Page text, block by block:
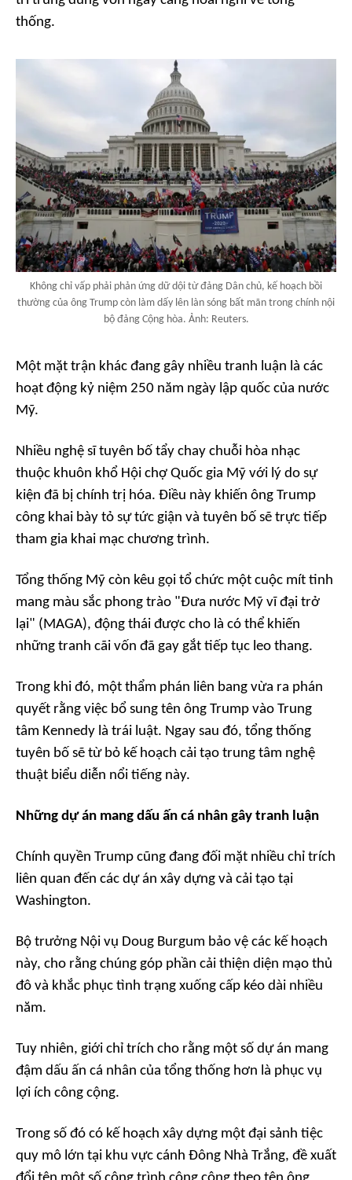
thống.
Không chỉ vấp phải phản ứng dữ dội từ đảng Dân chủ, kế hoạch bồi
thường của ông Trump còn làm dấy lên làn sóng bất mãn trong chính nội
bộ đảng Cộng hòa. Ảnh: Reuters.
Một mặt trận khác đang gây nhiều tranh luận là các
hoạt động kỷ niệm 250 năm ngày lập quốc của nước
Mỹ.
Nhiều nghệ sĩ tuyên bố tẩy chay chuỗi hòa nhạc
thuộc khuôn khổ Hội chợ Quốc gia Mỹ với lý do sự
kiện đã bị chính trị hóa. Điều này khiến ông Trump
công khai bày tỏ sự tức giận và tuyên bố sẽ trực tiếp
tham gia khai mạc chương trình.
Tổng thống Mỹ còn kêu gọi tổ chức một cuộc mít tinh
mang màu sắc phong trào "Đưa nước Mỹ vĩ đại trở
lại" (MAGA), động thái được cho là có thể khiến
những tranh cãi vốn đã gay gắt tiếp tục leo thang.
Trong khi đó, một thẩm phán liên bang vừa ra phán
quyết rằng việc bổ sung tên ông Trump vào Trung
tâm Kennedy là trái luật. Ngay sau đó, tổng thống
tuyên bố sẽ từ bỏ kế hoạch cải tạo trung tâm nghệ
thuật biểu diễn nổi tiếng này.
Những dự án mang dấu ấn cá nhân gây tranh luận
Chính quyền Trump cũng đang đối mặt nhiều chỉ trích
liên quan đến các dự án xây dựng và cải tạo tại
Washington.
Bộ trưởng Nội vụ Doug Burgum bảo vệ các kế hoạch
này, cho rằng chúng góp phần cải thiện diện mạo thủ
đô và khắc phục tình trạng xuống cấp kéo dài nhiều
năm.
Tuy nhiên, giới chỉ trích cho rằng một số dự án mang
đậm dấu ấn cá nhân của tổng thống hơn là phục vụ
lợi ích công cộng.
Trong số đó có kế hoạch xây dựng một đại sảnh tiệc
quy mô lớn tại khu vực cánh Đông Nhà Trắng, đề xuất